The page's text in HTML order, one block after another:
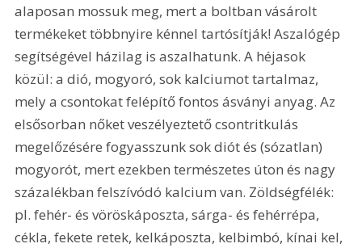
alaposan mossuk meg, mert a boltban vásárolt
termékeket többnyire kénnel tartósítják! Aszalógép
segítségével házilag is aszalhatunk. A héjasok
közül: a dió, mogyoró, sok kalciumot tartalmaz,
mely a csontokat felépítő fontos ásványi anyag. Az
elsősorban nőket veszélyeztető csontritkulás
megelőzésére fogyasszunk sok diót és (sózatlan)
mogyorót, mert ezekben természetes úton és nagy
százalékban felszívódó kalcium van. Zöldségfélék:
pl. fehér- és vöröskáposzta, sárga- és fehérrépa,
cékla, fekete retek, kelkáposzta, kelbimbó, kínai kel,